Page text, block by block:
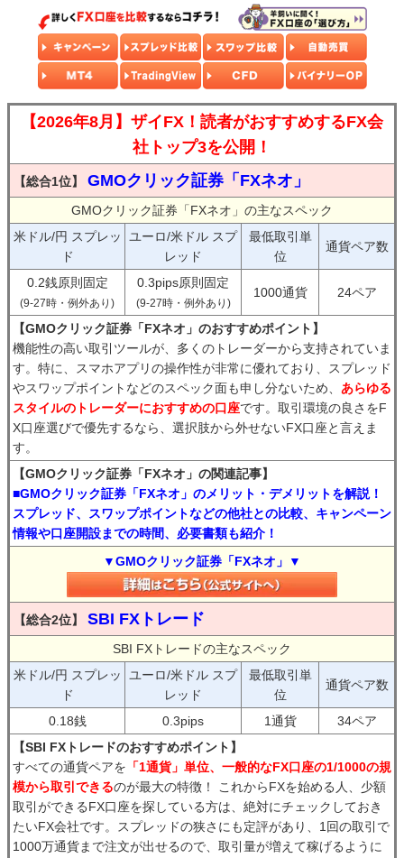
【2026年8月】ザイFX！読者がおすすめするFX会
社トップ3を公開！
【総合1位】 GMOクリック証券「FXネオ」
GMOクリック証券「FXネオ」の主なスペック
米ドル/円 スプレッ
ド
ユーロ/米ドル スプ
レッド
最低取引単
位
通貨ペア数
0.2銭原則固定
(9-27時・例外あり)
0.3pips原則固定
(9-27時・例外あり)
1000通貨 24ペア
【GMOクリック証券「FXネオ」のおすすめポイント】
機能性の高い取引ツールが、多くのトレーダーから支持されていま
す。特に、スマホアプリの操作性が非常に優れており、スプレッド
やスワップポイントなどのスペック面も申し分ないため、 あらゆる
スタイルのトレーダーにおすすめの口座です。取引環境の良さをF
X口座選びで優先するなら、選択肢から外せないFX口座と言えま
す。
【GMOクリック証券「FXネオ」の関連記事】
■GMOクリック証券「FXネオ」のメリット・デメリットを解説！
スプレッド、スワップポイントなどの他社との比較、キャンペーン
情報や口座開設までの時間、必要書類も紹介！
▼GMOクリック証券「FXネオ」▼
【総合2位】 SBI FXトレード
SBI FXトレードの主なスペック
米ドル/円 スプレッ
ド
ユーロ/米ドル スプ
レッド
最低取引単
位
通貨ペア数
0.18銭 0.3pips 1通貨
34ペア
【SBI FXトレードのおすすめポイント】
すべての通貨ペアを 「1通貨」単位、一般的なFX口座の1/1000の規
模から取引できるのが最大の特徴！ これからFXを始める人、少額
取引ができるFX口座を探している方は、絶対にチェックしておき
たいFX会社です。スプレッドの狭さにも定評があり、1回の取引で
1000万通貨まで注文が出せるので、取引量が増えて稼げるように